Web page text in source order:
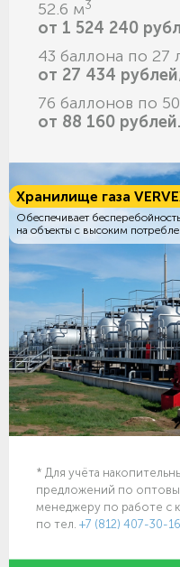
52.6 м3
от 1 524 240
43 баллона по 27
от 27 434
76 баллонов по
от 88 160 рублей.
Хранилище газа
Обеспечивает
на объекты с высоким
* Для учёта
предложений по
менеджеру по работе с
по тел. +7 (812) 407-30-16